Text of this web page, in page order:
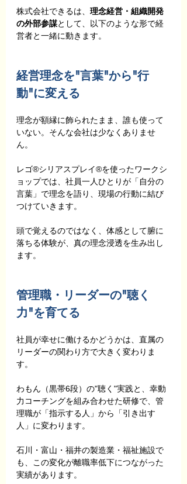
株式会社できるは、 理念経営・組織開発
の外部参謀として、以下のような形で経
営者と一緒に動きます。
経営理念を"言葉"から"行
動"に変える
理念が額縁に飾られたまま、誰も使って
いない。そんな会社は少なくありませ
ん。
レゴ®シリアスプレイ®を使ったワークシ
ョップでは、社員一人ひとりが「自分の
言葉」で理念を語り、現場の行動に結び
つけていきます。
頭で覚えるのではなく、体感として腑に
落ちる体験が、真の理念浸透を生み出し
ます。
管理職・リーダーの"聴く
力"を育てる
社員が幸せに働けるかどうかは、直属の
リーダーの関わり方で大きく変わりま
す。
わもん（黒帯6段）の"聴く"実践と、幸動
力コーチングを組み合わせた研修で、管
理職が「指示する人」から「引き出す
人」に変わります。
石川・富山・福井の製造業・福祉施設で
も、この変化が離職率低下につながった
実績があります。